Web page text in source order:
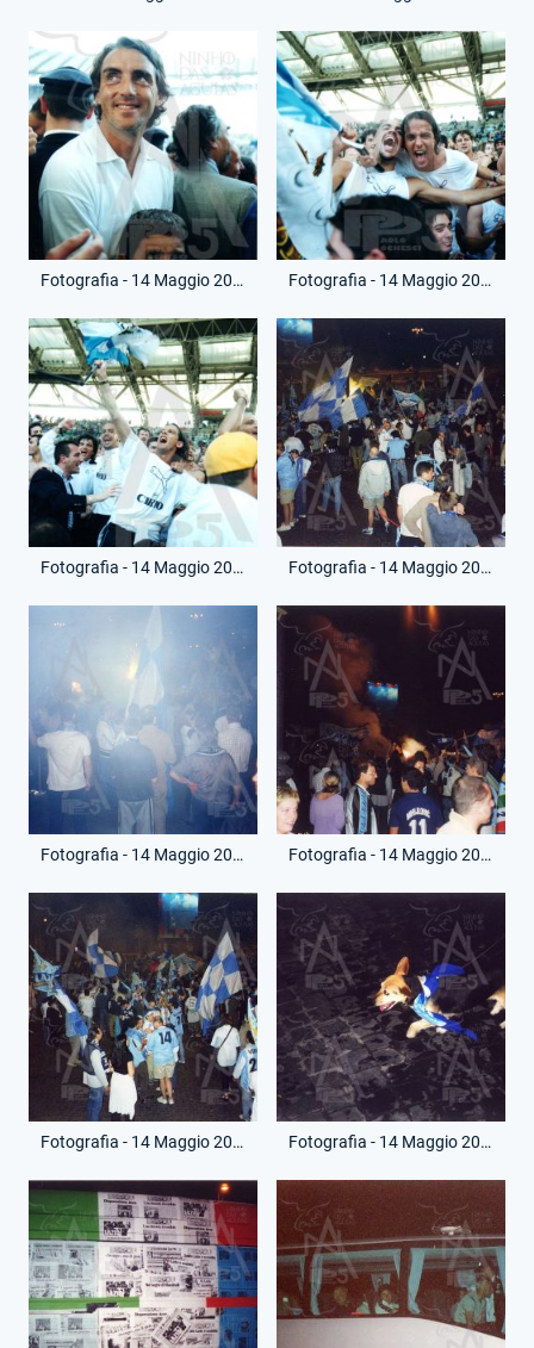
Fotografia - 14 Maggio 2000 - Campionato Serie A - Lazio-Reggina Fotografia - 14 Maggio 2000 - Campionato Serie A - Lazio-Reggina
Fotografia - 14 Maggio 2000 - Campionato Serie A - Lazio-Reggina Fotografia - 14 Maggio 2000 - Vittoria Scudetto - Festa Strada
Fotografia - 14 Maggio 2000 - Vittoria Scudetto - Festa Strada Fotografia - 14 Maggio 2000 - Vittoria Scudetto - Festa Strada
Fotografia - 14 Maggio 2000 - Vittoria Scudetto - Festa Strada Fotografia - 14 Maggio 2000 - Vittoria Scudetto - Festa Strada